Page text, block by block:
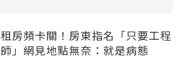
租房頻卡關！房東指名「只要工程
師」網見地點無奈：就是病態